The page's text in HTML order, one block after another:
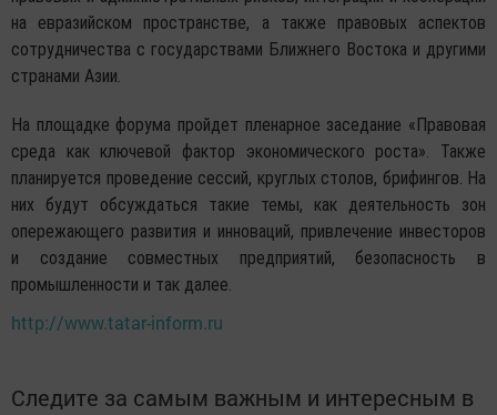
на евразийском пространстве, а также правовых аспектов
сотрудничества с государствами Ближнего Востока и другими
странами Азии.
На площадке форума пройдет пленарное заседание «Правовая
среда как ключевой фактор экономического роста». Также
планируется проведение сессий, круглых столов, брифингов. На
них будут обсуждаться такие темы, как деятельность зон
опережающего развития и инноваций, привлечение инвесторов
и создание совместных предприятий, безопасность в
промышленности и так далее.
http://www.tatar-inform.ru
Следите за самым важным и интересным в